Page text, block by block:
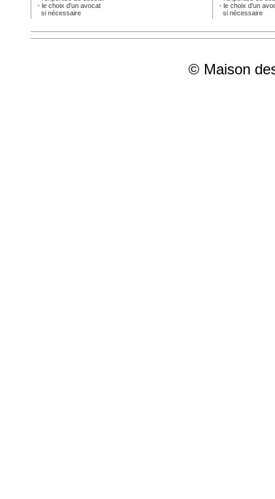
- le choix d'un avocat
si nécessaire
- le choix d'un
si nécessaire
© Maison